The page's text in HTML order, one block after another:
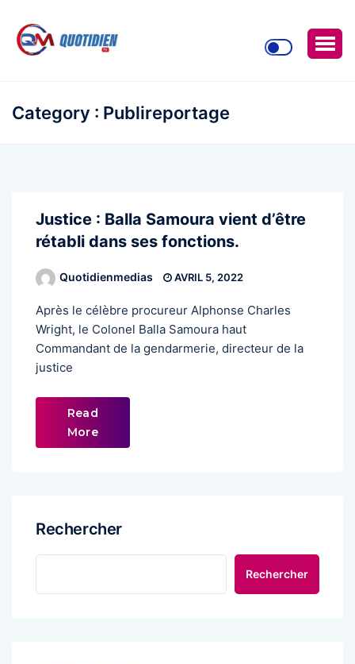
Category : Publireportage
Justice : Balla Samoura vient d’être
rétabli dans ses fonctions.
Quotidienmedias AVRIL 5, 2022
Après le célèbre procureur Alphonse Charles
Wright, le Colonel Balla Samoura haut
Commandant de la gendarmerie, directeur de la
justice
Read
More
Rechercher
Rechercher